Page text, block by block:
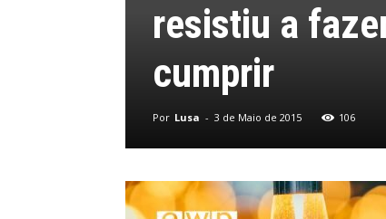
resistiu a
cumprir
Por Lusa - 3 de Maio de 2015 106